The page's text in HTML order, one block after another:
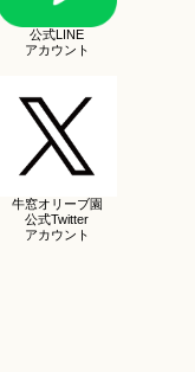
公式LINE
アカウント
牛窓オリーブ園
公式Twitter
アカウント